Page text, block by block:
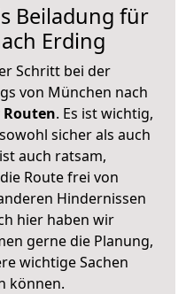
Beiladung für
Erding
Schritt bei der
von München nach
. Es ist wichtig,
sicher als auch
auch ratsam,
Route frei von
Hindernissen
hier haben wir
gerne die Planung,
wichtige Sachen
können.